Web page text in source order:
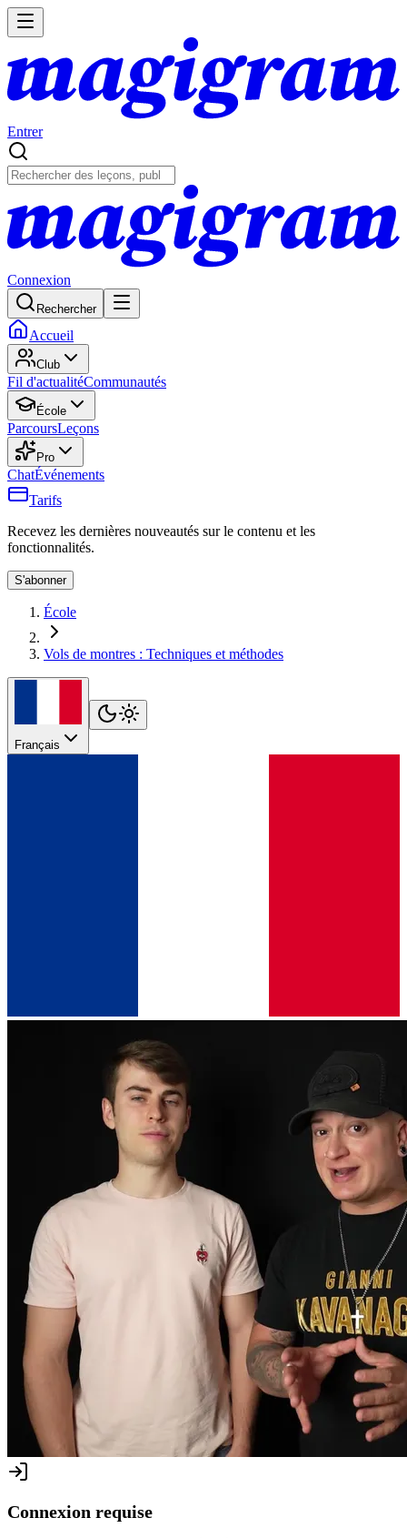
Entrer
Connexion
Rechercher
Accueil
Club
Fil d'actualitéCommunautés
École
ParcoursLeçons
Pro
ChatÉvénements
Tarifs
Recevez les dernières nouveautés sur le contenu et les
fonctionnalités.
S'abonner
École
Vols de montres : Techniques et méthodes
Français
Connexion requise